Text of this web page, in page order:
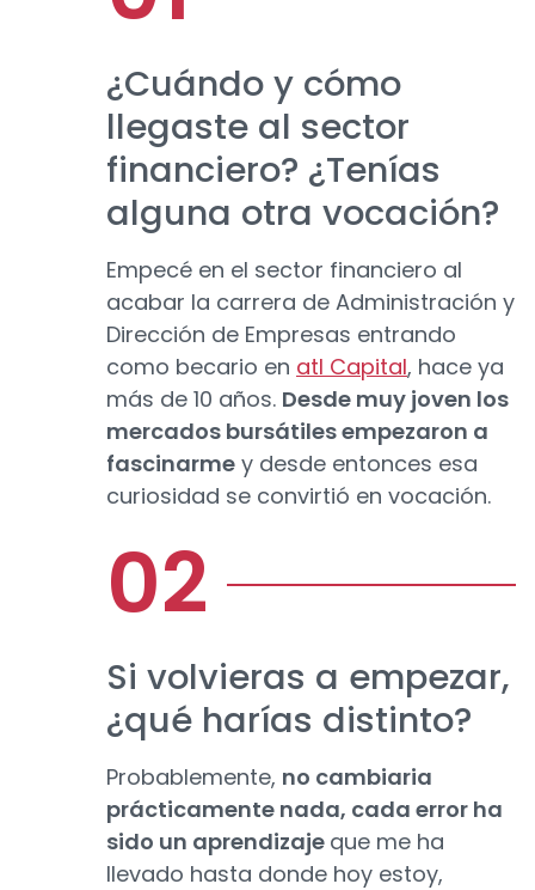
¿Cuándo y cómo
llegaste al sector
financiero? ¿Tenías
alguna otra vocación?
Empecé en el sector financiero al
acabar la carrera de Administración y
Dirección de Empresas entrando
como becario en atl Capital, hace ya
más de 10 años. Desde muy joven los
mercados bursátiles empezaron a
fascinarme y desde entonces esa
curiosidad se convirtió en vocación.
Si volvieras a empezar,
¿qué harías distinto?
Probablemente, no cambiaria
prácticamente nada, cada error ha
sido un aprendizaje que me ha
llevado hasta donde hoy estoy,